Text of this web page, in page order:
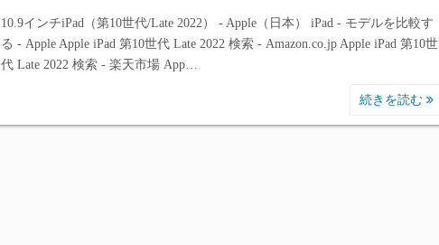
10.9インチiPad（第10世代/Late 2022） - Apple（日本） iPad - モデルを比較す
る - Apple Apple iPad 第10世代 Late 2022 検索 - Amazon.co.jp Apple iPad 第10世
代 Late 2022 検索 - 楽天市場 App…
続きを読む